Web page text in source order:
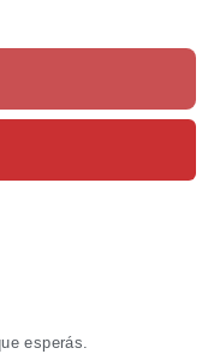
esperás.